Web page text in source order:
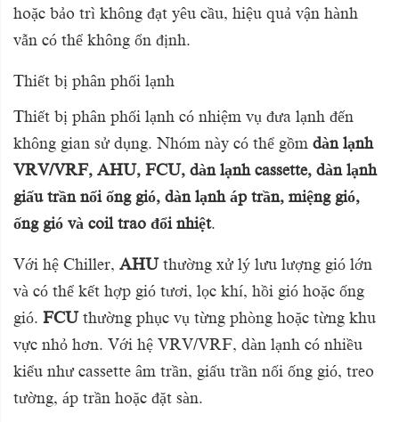
hoặc bảo trì không đạt yêu cầu, hiệu quả vận hành
vẫn có thể không ổn định.
Thiết bị phân phối lạnh
Thiết bị phân phối lạnh có nhiệm vụ đưa lạnh đến
không gian sử dụng. Nhóm này có thể gồm dàn lạnh
VRV/VRF, AHU, FCU, dàn lạnh cassette, dàn lạnh
giấu trần nối ống gió, dàn lạnh áp trần, miệng gió,
ống gió và coil trao đổi nhiệt.
Với hệ Chiller, AHUthường xử lý lưu lượng gió lớn
và có thể kết hợp gió tươi, lọc khí, hồi gió hoặc ống
gió. FCUthường phục vụ từng phòng hoặc từng khu
vực nhỏ hơn. Với hệ VRV/VRF, dàn lạnh có nhiều
kiểu như cassette âm trần, giấu trần nối ống gió, treo
tường, áp trần hoặc đặt sàn.